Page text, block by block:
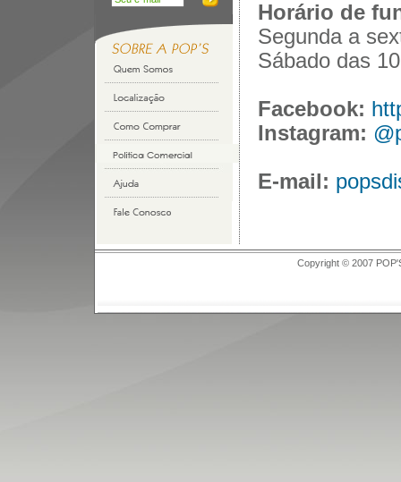
Horário de
Segunda a
Sábado das
Facebook:
Instagram:
E-mail:
Copyright © 2007